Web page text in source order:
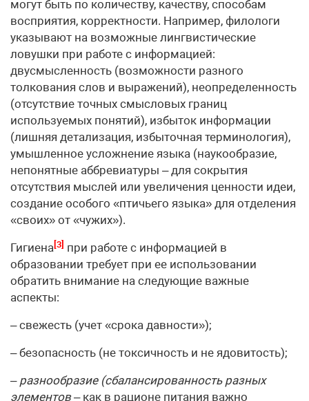
могут быть по количеству, качеству, способам
восприятия, корректности. Например, филологи
указывают на возможные лингвистические
ловушки при работе с информацией:
двусмысленность (возможности разного
толкования слов и выражений), неопределенность
(отсутствие точных смысловых границ
используемых понятий), избыток информации
(лишняя детализация, избыточная терминология),
умышленное усложнение языка (наукообразие,
непонятные аббревиатуры – для сокрытия
отсутствия мыслей или увеличения ценности идеи,
создание особого «птичьего языка» для отделения
«своих» от «чужих»).
Гигиена [3] при работе с информацией в
образовании требует при ее использовании
обратить внимание на следующие важные
аспекты:
– свежесть (учет «срока давности»);
– безопасность (не токсичность и не ядовитость);
– разнообразие (сбалансированность разных
элементов –как в рационе питания важно